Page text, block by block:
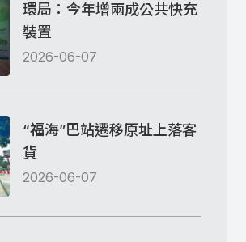
環局：今年增兩成公共快充
裝置
2026-06-07
“福海”巴站遷移原址上落客
貨
2026-06-07